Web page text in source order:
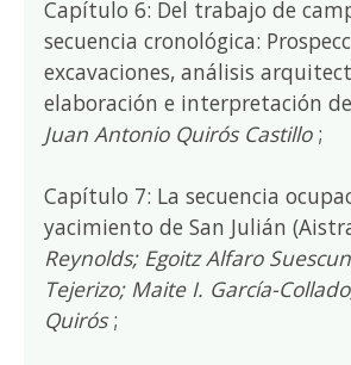
Capítulo 6: Del trabajo de
secuencia cronológica:
excavaciones, análisis
elaboración e interpretación
Juan Antonio Quirós Castillo;
Capítulo 7: La secuencia
yacimiento de San Julián
Reynolds; Egoitz Alfaro
Tejerizo; Maite I. García-
Quirós;